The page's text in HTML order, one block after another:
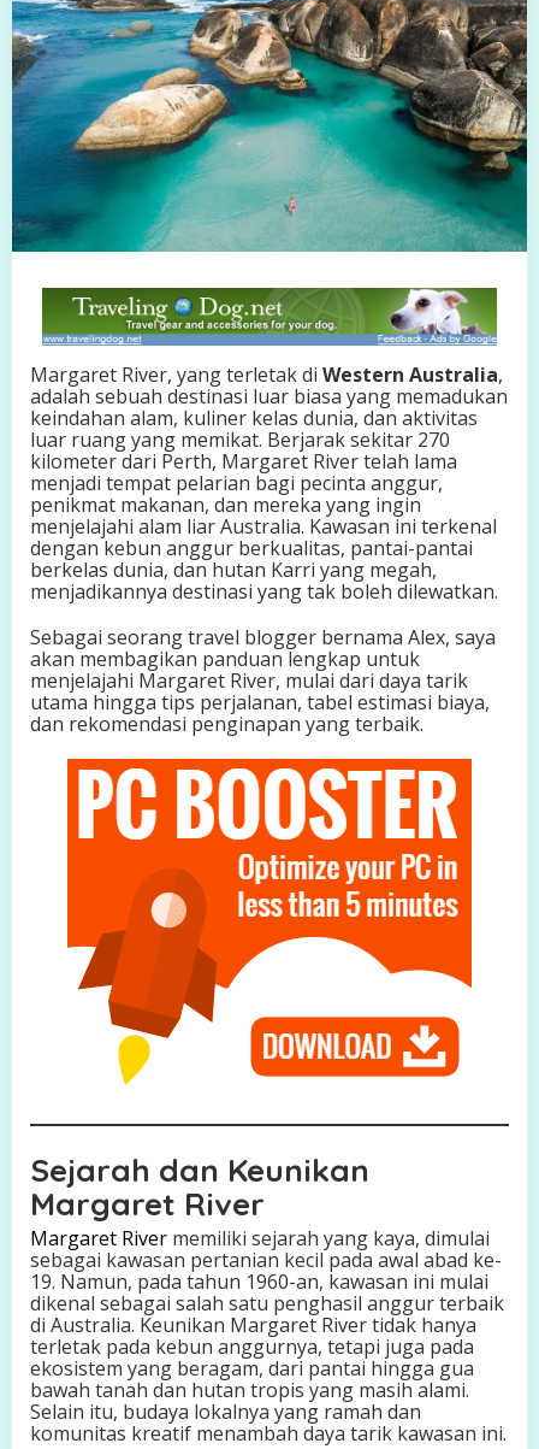
W
e
s
t
e
r
n
A
r
i
a
S
u
r
g
a
K
u
l
i
n
e
,
A
n
g
g
r
,
d
a
P
u
a
A
a
m
Margaret River, yang terletak di Western Australia,
adalah sebuah destinasi luar biasa yang memadukan
keindahan alam, kuliner kelas dunia, dan aktivitas
luar ruang yang memikat. Berjarak sekitar 270
kilometer dari Perth, Margaret River telah lama
menjadi tempat pelarian bagi pecinta anggur,
penikmat makanan, dan mereka yang ingin
menjelajahi alam liar Australia. Kawasan ini terkenal
dengan kebun anggur berkualitas, pantai-pantai
berkelas dunia, dan hutan Karri yang megah,
menjadikannya destinasi yang tak boleh dilewatkan.
Sebagai seorang travel blogger bernama Alex, saya
akan membagikan panduan lengkap untuk
menjelajahi Margaret River, mulai dari daya tarik
utama hingga tips perjalanan, tabel estimasi biaya,
dan rekomendasi penginapan yang terbaik.
Sejarah dan Keunikan
Margaret River
Margaret River memiliki sejarah yang kaya, dimulai
sebagai kawasan pertanian kecil pada awal abad ke-
19. Namun, pada tahun 1960-an, kawasan ini mulai
dikenal sebagai salah satu penghasil anggur terbaik
di Australia. Keunikan Margaret River tidak hanya
terletak pada kebun anggurnya, tetapi juga pada
ekosistem yang beragam, dari pantai hingga gua
bawah tanah dan hutan tropis yang masih alami.
Selain itu, budaya lokalnya yang ramah dan
komunitas kreatif menambah daya tarik kawasan ini.